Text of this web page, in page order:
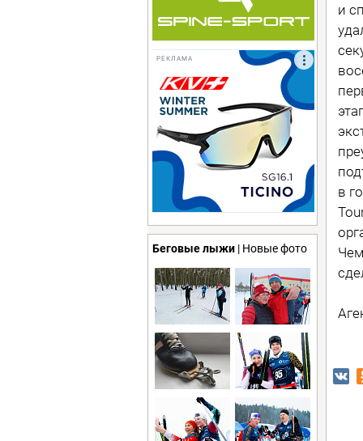
РЕКЛАМА
Беговые лыжи | Новые фото
и
в